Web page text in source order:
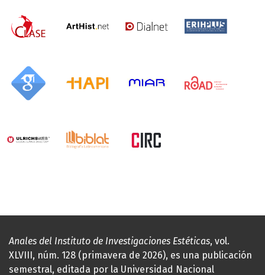
Anales del Instituto de Investigaciones Estéticas, vol.
XLVIII, núm. 128 (primavera de 2026), es una publicación
semestral, editada por la Universidad Nacional